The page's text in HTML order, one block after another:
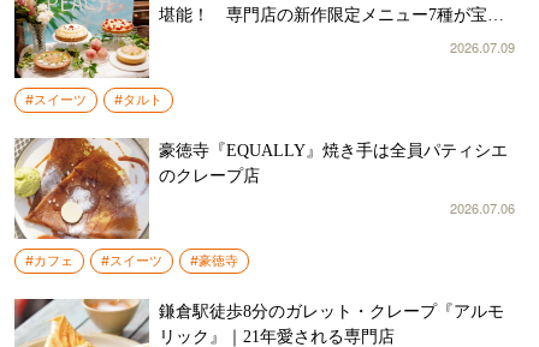
堪能！ 専門店の新作限定メニュー7種が宝石
2026.07.09
#スイーツ #タルト
豪徳寺『EQUALLY』焼き手は全員パティシエ
のクレープ店
2026.07.06
#カフェ #スイーツ #豪徳寺
鎌倉駅徒歩8分のガレット・クレープ『アルモ
リック』｜21年愛される専門店